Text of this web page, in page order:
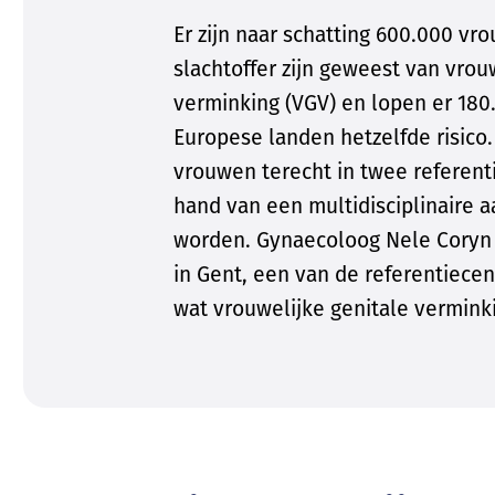
Er zijn naar schatting 600.000
slachtoffer zijn geweest van
verminking (VGV) en lopen er
Europese landen hetzelfde
vrouwen terecht in twee
hand van een multidisciplinaire
worden. Gynaecoloog Nele
in Gent, een van de
wat vrouwelijke genitale